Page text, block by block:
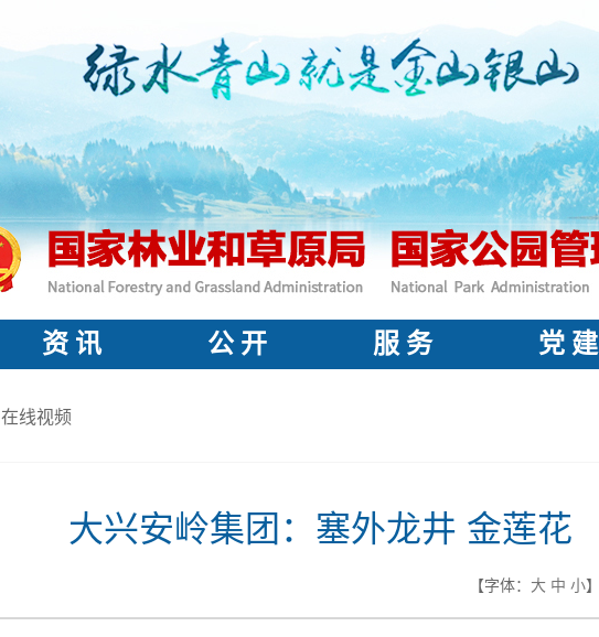
资 讯 公 开 服 务 党 建
在线视频
大兴安岭集团：塞外龙井 金莲花
【字体： 大 中 小】